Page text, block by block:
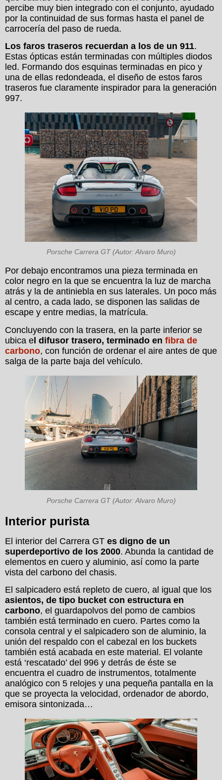
percibe muy bien integrado con el conjunto, ayudado
por la continuidad de sus formas hasta el panel de
carrocería del paso de rueda.
Los faros traseros recuerdan a los de un 911.
Estas ópticas están terminadas con múltiples diodos
led. Formando dos esquinas terminadas en pico y
una de ellas redondeada, el diseño de estos faros
traseros fue claramente inspirador para la generación
997.
Porsche Carrera GT (Autor: Alvaro Muro)
Por debajo encontramos una pieza terminada en
color negro en la que se encuentra la luz de marcha
atrás y la de antiniebla en sus laterales. Un poco más
al centro, a cada lado, se disponen las salidas de
escape y entre medias, la matrícula.
Concluyendo con la trasera, en la parte inferior se
ubica el difusor trasero, terminado en fibra de
carbono, con función de ordenar el aire antes de que
salga de la parte baja del vehículo.
Porsche Carrera GT (Autor: Alvaro Muro)
Interior purista
El interior del Carrera GT es digno de un
superdeportivo de los 2000. Abunda la cantidad de
elementos en cuero y aluminio, así como la parte
vista del carbono del chasis.
El salpicadero está repleto de cuero, al igual que los
asientos, de tipo bucket con estructura en
carbono, el guardapolvos del pomo de cambios
también está terminado en cuero. Partes como la
consola central y el salpicadero son de aluminio, la
unión del respaldo con el cabezal en los buckets
también está acabada en este material. El volante
está ‘rescatado’ del 996 y detrás de éste se
encuentra el cuadro de instrumentos, totalmente
analógico con 5 relojes y una pequeña pantalla en la
que se proyecta la velocidad, ordenador de abordo,
emisora sintonizada…